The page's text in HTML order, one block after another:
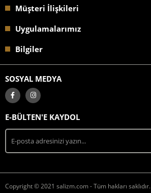
Müşteri İlişkileri
Uygulamalarımız
Bilgiler
SOSYAL MEDYA
E-BÜLTEN'E KAYDOL
Copyright © 2021 salizm.com - Tüm hakları saklıdır.